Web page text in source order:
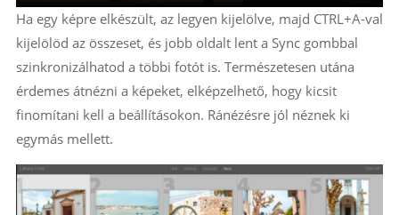
Ha egy képre elkészült, az legyen kijelölve, majd CTRL+A-val
kijelölöd az összeset, és jobb oldalt lent a Sync gombbal
szinkronizálhatod a többi fotót is. Természetesen utána
érdemes átnézni a képeket, elképzelhető, hogy kicsit
finomítani kell a beállításokon. Ránézésre jól néznek ki
egymás mellett.